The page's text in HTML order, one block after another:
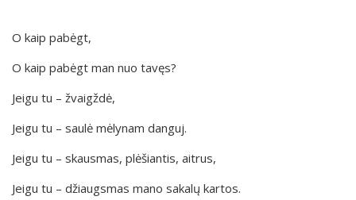
O kaip pabėgt,
O kaip pabėgt man nuo tavęs?
Jeigu tu – žvaigždė,
Jeigu tu – saulė mėlynam danguj.
Jeigu tu – skausmas, plėšiantis, aitrus,
Jeigu tu – džiaugsmas mano sakalų kartos.